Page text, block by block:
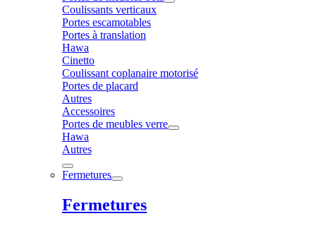
Coulissants verticaux
Portes escamotables
Portes à translation
Hawa
Cinetto
Coulissant coplanaire motorisé
Portes de placard
Autres
Accessoires
Portes de meubles verre
Hawa
Autres
Fermetures
Fermetures